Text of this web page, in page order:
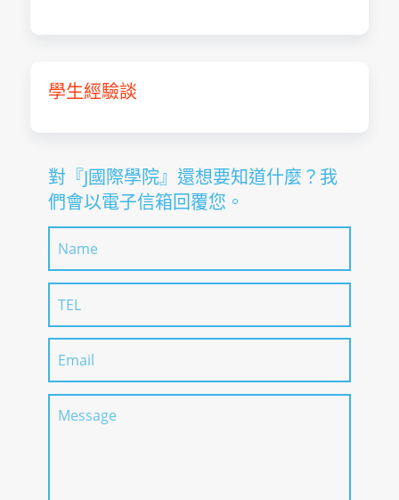
學生經驗談
對『J國際學院』還想要知道什麼？我
們會以電子信箱回覆您。